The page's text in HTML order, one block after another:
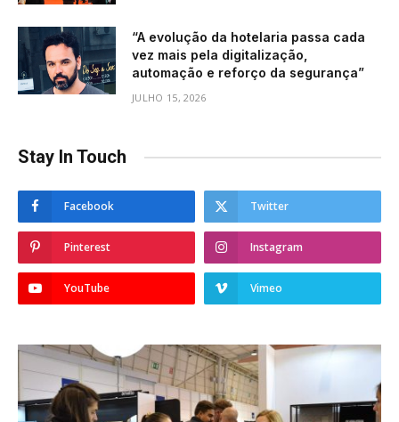
“A evolução da hotelaria passa cada
vez mais pela digitalização,
automação e reforço da segurança”
JULHO 15, 2026
Stay In Touch
Facebook Twitter
Pinterest Instagram
YouTube Vimeo